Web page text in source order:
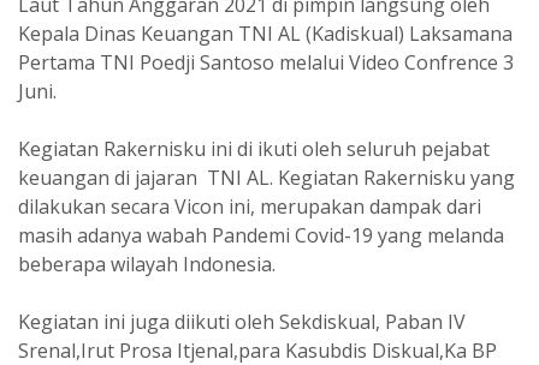
Kepala Dinas Keuangan TNI AL (Kadiskual) Laksamana
Pertama TNI Poedji Santoso melalui Video Confrence 3
Juni.
Kegiatan Rakernisku ini di ikuti oleh seluruh pejabat
keuangan di jajaran TNI AL. Kegiatan Rakernisku yang
dilakukan secara Vicon ini, merupakan dampak dari
masih adanya wabah Pandemi Covid-19 yang melanda
beberapa wilayah Indonesia.
Kegiatan ini juga diikuti oleh Sekdiskual, Paban IV
Srenal,Irut Prosa Itjenal,para Kasubdis Diskual,Ka BP